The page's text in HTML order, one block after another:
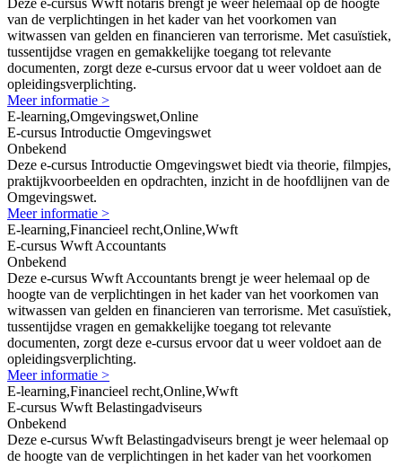
van de verplichtingen in het kader van het voorkomen van
witwassen van gelden en financieren van terrorisme. Met casuïstiek,
tussentijdse vragen en gemakkelijke toegang tot relevante
documenten, zorgt deze e-cursus ervoor dat u weer voldoet aan de
opleidingsverplichting.
Meer informatie >
E-learning,Omgevingswet,Online
E-cursus Introductie Omgevingswet
Onbekend
Deze e-cursus Introductie Omgevingswet biedt via theorie, filmpjes,
praktijkvoorbeelden en opdrachten, inzicht in de hoofdlijnen van de
Omgevingswet.
Meer informatie >
E-learning,Financieel recht,Online,Wwft
E-cursus Wwft Accountants
Onbekend
Deze e-cursus Wwft Accountants brengt je weer helemaal op de
hoogte van de verplichtingen in het kader van het voorkomen van
witwassen van gelden en financieren van terrorisme. Met casuïstiek,
tussentijdse vragen en gemakkelijke toegang tot relevante
documenten, zorgt deze e-cursus ervoor dat u weer voldoet aan de
opleidingsverplichting.
Meer informatie >
E-learning,Financieel recht,Online,Wwft
E-cursus Wwft Belastingadviseurs
Onbekend
Deze e-cursus Wwft Belastingadviseurs brengt je weer helemaal op
de hoogte van de verplichtingen in het kader van het voorkomen